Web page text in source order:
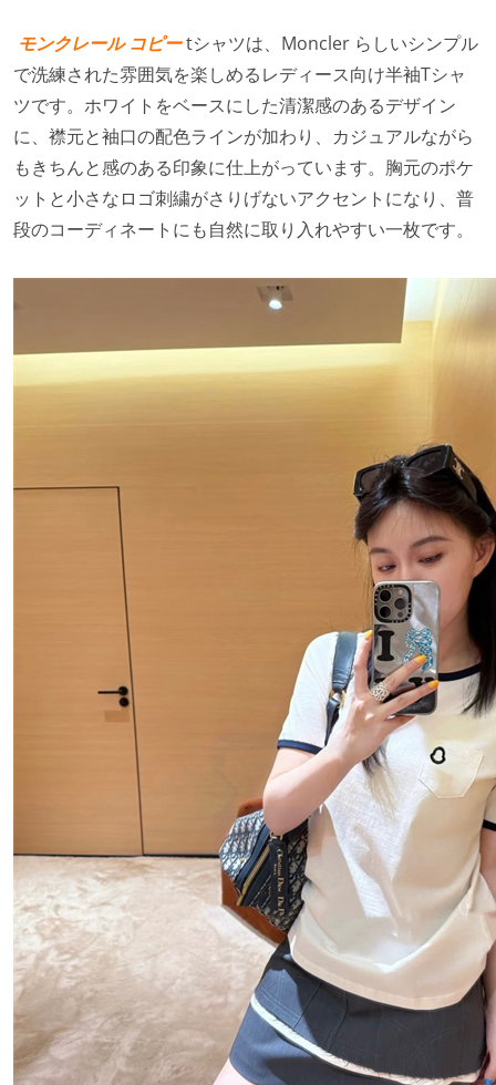
モンクレール コピーtシャツは、Moncler らしいシンプル
で洗練された雰囲気を楽しめるレディース向け半袖Tシャ
ツです。ホワイトをベースにした清潔感のあるデザイン
に、襟元と袖口の配色ラインが加わり、カジュアルながら
もきちんと感のある印象に仕上がっています。胸元のポケ
ットと小さなロゴ刺繍がさりげないアクセントになり、普
段のコーディネートにも自然に取り入れやすい一枚です。